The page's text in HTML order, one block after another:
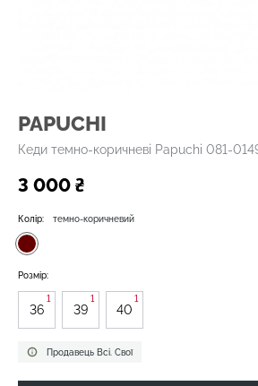
PAPUCHI
Кеди темно-коричневі Papuchi 081-
3 000 ₴
Продавець Всі. Свої
Колір: темно-коричневий
Розмір:
36
1
39
1
40
1